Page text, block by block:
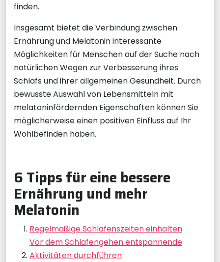
finden.
Insgesamt bietet die Verbindung zwischen
Ernährung und Melatonin interessante
Möglichkeiten für Menschen auf der Suche nach
natürlichen Wegen zur Verbesserung ihres
Schlafs und ihrer allgemeinen Gesundheit. Durch
bewusste Auswahl von Lebensmitteln mit
melatoninfördernden Eigenschaften können Sie
möglicherweise einen positiven Einfluss auf Ihr
Wohlbefinden haben.
6 Tipps für eine bessere
Ernährung und mehr
Melatonin
Regelmäßige Schlafenszeiten einhalten
Vor dem Schlafengehen entspannende
Aktivitäten durchführen